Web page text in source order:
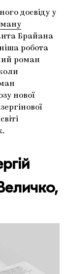
досвіду у
Брайана
робота
роман
нової